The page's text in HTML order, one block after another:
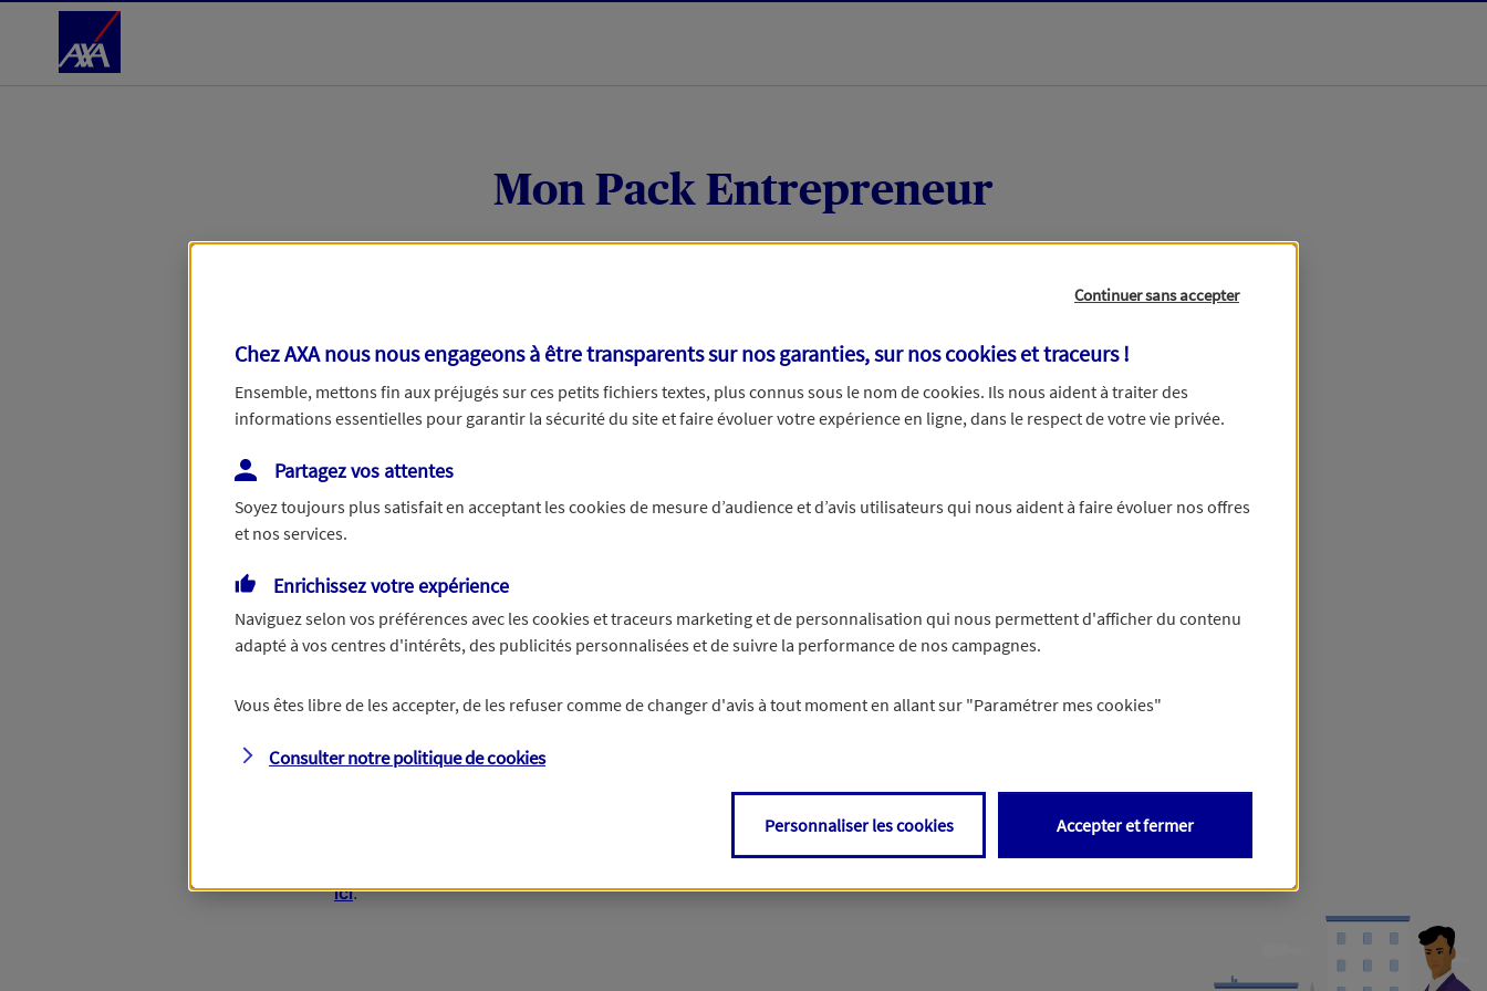
Accéder au Contenu
Mon Pack Entrepreneur
Votre tarification
Retrouvons votre entreprise avec votre numéro de SIRET
Avec votre numéro de SIRET, nous pouvons vous faire gagner du temps dans votre demande de devis.
Continuer sans numéro de SIRET
Vous disposez de droits sur les informations vous concernant. Pour plus d'informations,cliquez
ici.
Continuer sans accepter
Chez AXA nous nous engageons à être transparents sur nos garanties, sur noscookies et traceurs!
Ensemble, mettons fin aux préjugés sur ces petits fichiers textes, plus connus sous le nom decookies. Ils nous aident à traiter des
informations essentielles pour garantir la sécurité du site et faire évoluer votre expérience en ligne, dans le respect de votre vie privée.
Partagez vos attentes
Soyez toujours plus satisfait en acceptant lescookiesde mesure d’audience et d’avis utilisateurs qui nous aident à faire évoluer nos offres
et nos services.
Enrichissez votre expérience
Naviguez selon vos préférences avec lescookies et traceurs marketing et de personnalisation qui nous permettent d'afficher du contenu
adapté à vos centres d'intérêts, des publicités personnalisées et de suivre la performance de nos campagnes.
Vous êtes libre de les accepter, de les refuser comme de changer d'avis à tout moment en allant sur "Paramétrer mescookies"
Consulter notre politique decookies
Personnaliser les cookies Accepter et fermer